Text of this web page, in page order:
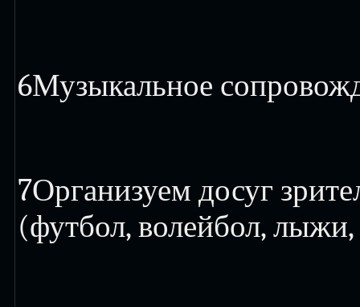
6Музыкальное
7Организуем досуг
(футбол, волейбол,